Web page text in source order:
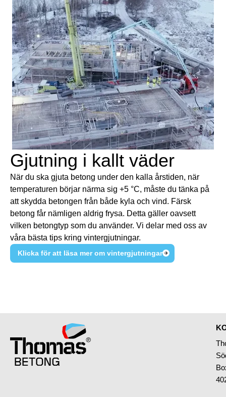
Gjutning i kallt väder
När du ska gjuta betong under den kalla årstiden, när
temperaturen börjar närma sig +5 °C, måste du tänka på
att skydda betongen från både kyla och vind. Färsk
betong får nämligen aldrig frysa. Detta gäller oavsett
vilken betongtyp som du använder. Vi delar med oss av
våra bästa tips kring vintergjutningar.
Klicka för att läsa mer om vintergjutningar